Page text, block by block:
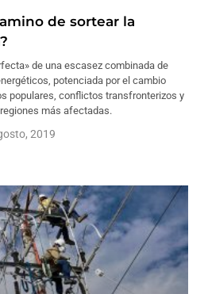
de sortear la
de una escasez combinada de
potenciada por el cambio
populares, conflictos transfronterizos y
más afectadas.
2019